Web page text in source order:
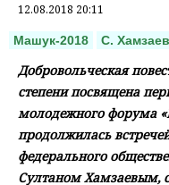
12.08.2018 20:11
Машук-2018 С. Хамзаев
Добровольческая
степени посвящена
молодежного форума
продолжилась
федерального
Султаном Хамзаевым,